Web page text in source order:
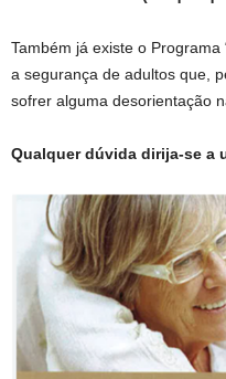
Também já existe o Programa
a segurança de adultos que,
sofrer alguma desorientação
Qualquer dúvida dirija-se a